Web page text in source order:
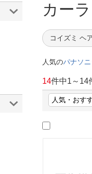
カー
コイズミ ヘ
人気のパナソニ
14件中1 ～ 14